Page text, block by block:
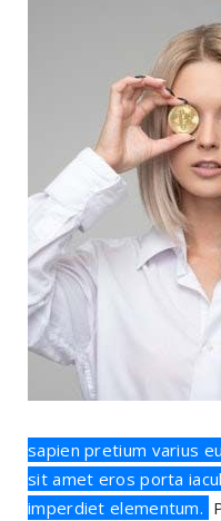
sapien pretium varius
sit amet eros porta
imperdiet elementum.